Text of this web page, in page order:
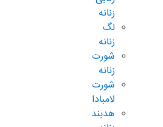
زنانه
لگ
زنانه
شورت
زنانه
شورت
لامبادا
هدبند